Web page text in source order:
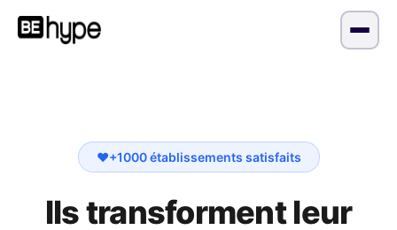
❤️+1000 établissements satisfaits
Ils transforment leur